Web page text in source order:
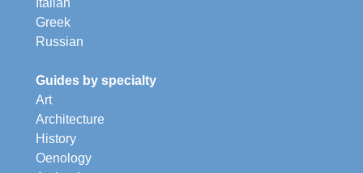
Italian
Greek
Russian
Guides by specialty
Art
Architecture
History
Oenology